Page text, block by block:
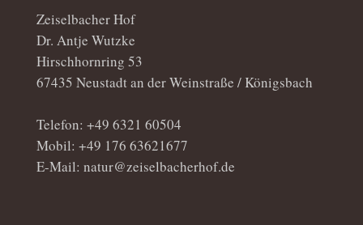
Zeiselbacher Hof
Dr. Antje Wutzke
Hirschhornring 53
67435 Neustadt an der Weinstraße / Königsbach
Telefon: +49 6321 60504
Mobil: +49 176 63621677
E-Mail: natur@zeiselbacherhof.de